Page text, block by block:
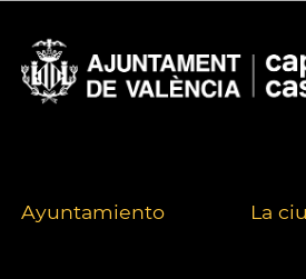
Ayuntamiento La